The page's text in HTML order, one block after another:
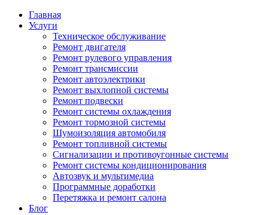
Главная
Услуги
Техническое обслуживание
Ремонт двигателя
Ремонт рулевого управления
Ремонт трансмиссии
Ремонт автоэлектрики
Ремонт выхлопной системы
Ремонт подвески
Ремонт системы охлаждения
Ремонт тормозной системы
Шумоизоляция автомобиля
Ремонт топливной системы
Сигнализации и противоугонные системы
Ремонт системы кондиционирования
Автозвук и мультимедиа
Программные доработки
Перетяжка и ремонт салона
Блог